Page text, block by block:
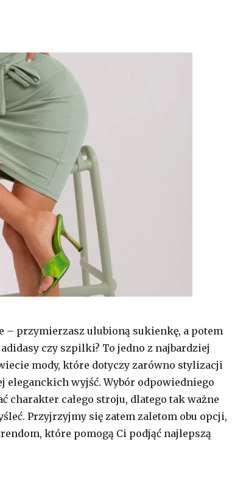
– przymierzasz ulubioną sukienkę, a potem
czy szpilki? To jedno z najbardziej
mody, które dotyczy zarówno stylizacji
eleganckich wyjść. Wybór odpowiedniego
charakter całego stroju, dlatego tak ważne
Przyjrzyjmy się zatem zaletom obu opcji,
które pomogą Ci podjąć najlepszą